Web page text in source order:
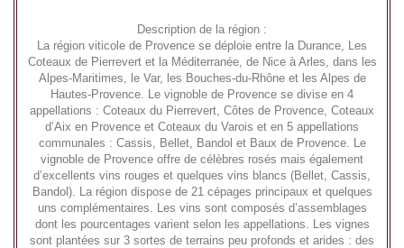
Description de la région :
La région viticole de Provence se déploie entre la Durance, Les
Coteaux de Pierrevert et la Méditerranée, de Nice à Arles, dans les
Alpes-Maritimes, le Var, les Bouches-du-Rhône et les Alpes de
Hautes-Provence. Le vignoble de Provence se divise en 4
appellations : Coteaux du Pierrevert, Côtes de Provence, Coteaux
d’Aix en Provence et Coteaux du Varois et en 5 appellations
communales : Cassis, Bellet, Bandol et Baux de Provence. Le
vignoble de Provence offre de célèbres rosés mais également
d’excellents vins rouges et quelques vins blancs (Bellet, Cassis,
Bandol). La région dispose de 21 cépages principaux et quelques
uns complémentaires. Les vins sont composés d’assemblages
dont les pourcentages varient selon les appellations. Les vignes
sont plantées sur 3 sortes de terrains peu profonds et arides : des